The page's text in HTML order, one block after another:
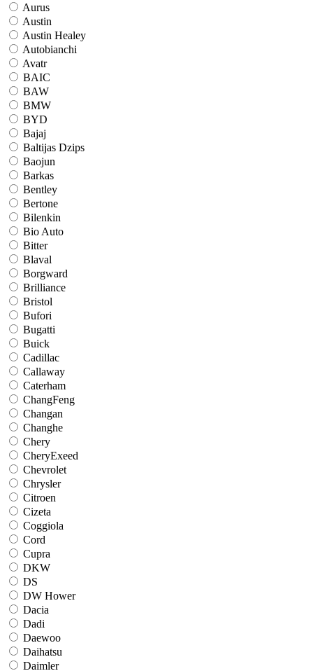
Aurus
Austin
Austin Healey
Autobianchi
Avatr
BAIC
BAW
BMW
BYD
Bajaj
Baltijas Dzips
Baojun
Barkas
Bentley
Bertone
Bilenkin
Bio Auto
Bitter
Blaval
Borgward
Brilliance
Bristol
Bufori
Bugatti
Buick
Cadillac
Callaway
Caterham
ChangFeng
Changan
Changhe
Chery
CheryExeed
Chevrolet
Chrysler
Citroen
Cizeta
Coggiola
Cord
Cupra
DKW
DS
DW Hower
Dacia
Dadi
Daewoo
Daihatsu
Daimler